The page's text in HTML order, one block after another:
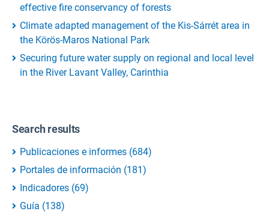
effective fire conservancy of forests
Climate adapted management of the Kis-Sárrét area in
the Körös-Maros National Park
Securing future water supply on regional and local level
in the River Lavant Valley, Carinthia
Search results
Publicaciones e informes (684)
Portales de información (181)
Indicadores (69)
Guía (138)